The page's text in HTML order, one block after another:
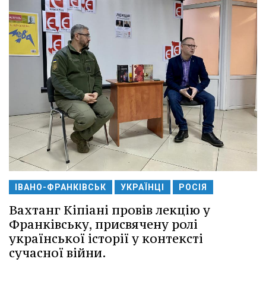
ІВАНО-ФРАНКІВСЬК УКРАЇНЦІ РОСІЯ
Вахтанг Кіпіані провів лекцію у
Франківську, присвячену ролі
української історії у контексті
сучасної війни.